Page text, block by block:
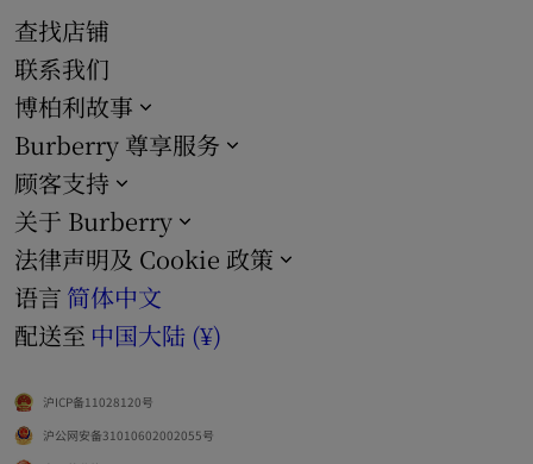
查找店铺
联系我们
博柏利故事
Burberry 尊享服务
顾客支持
关于 Burberry
法律声明及 Cookie 政策
语言 简体中文
配送至 中国大陆 (¥)
沪ICP备11028120号
沪公网安备31010602002055号